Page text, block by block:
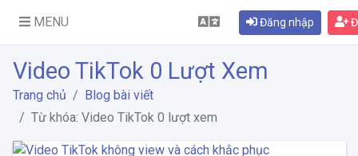
MENU Đăng nhập
Video TikTok 0 Lượt Xem
Trang chủ
Blog bài viết
Từ khóa: Video TikTok 0 lượt xem